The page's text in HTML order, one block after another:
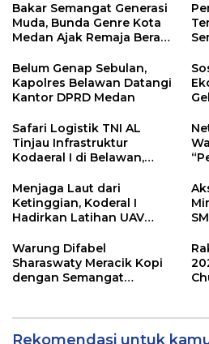
Bakar Semangat Generasi
Muda, Bunda Genre Kota
Medan Ajak Remaja Berani
Belum Genap Sebulan,
Kapolres Belawan Datangi
Kantor DPRD Medan
Safari Logistik TNI AL
Tinjau Infrastruktur
Kodaeral I di Belawan,
Operasional
Menjaga Laut dari
Ketinggian, Koderal I
Hadirkan Latihan UAV
Warung Difabel
Sharaswaty Meracik Kopi
dengan Semangat
Rekomendasi untuk